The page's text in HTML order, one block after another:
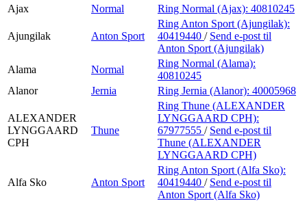
Ajax
Normal Ring Normal (Ajax): 40810245
Ajungilak Anton Sport
Ring Anton Sport (Ajungilak):
40419440 / Send e-post til
Anton Sport (Ajungilak)
Alama
Normal
Ring Normal (Alama):
40810245
Alanor
Jernia Ring Jernia (Alanor): 40005968
ALEXANDER
LYNGGAARD
CPH
Thune
Ring Thune (ALEXANDER
LYNGGAARD CPH):
67977555 / Send e-post til
Thune (ALEXANDER
LYNGGAARD CPH)
Alfa Sko Anton Sport
Ring Anton Sport (Alfa Sko):
40419440 / Send e-post til
Anton Sport (Alfa Sko)